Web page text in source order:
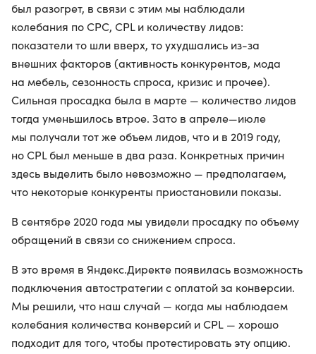
был разогрет, в связи с этим мы наблюдали
колебания по CPC, CPL и количеству лидов:
показатели то шли вверх, то ухудшались из-за
внешних факторов (активность конкурентов, мода
на мебель, сезонность спроса, кризис и прочее).
Сильная просадка была в марте — количество лидов
тогда уменьшилось втрое. Зато в апреле—июле
мы получали тот же объем лидов, что и в 2019 году,
но CPL был меньше в два раза. Конкретных причин
здесь выделить было невозможно — предполагаем,
что некоторые конкуренты приостановили показы.
В сентябре 2020 года мы увидели просадку по объему
обращений в связи со снижением спроса.
В это время в Яндекс.Директе появилась возможность
подключения автостратегии с оплатой за конверсии.
Мы решили, что наш случай — когда мы наблюдаем
колебания количества конверсий и CPL — хорошо
подходит для того, чтобы протестировать эту опцию.